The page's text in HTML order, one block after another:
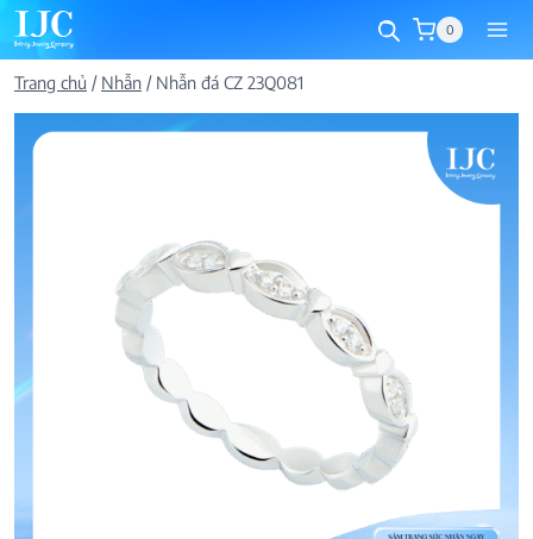
Skip
to
content
0
Trang chủ / Nhẫn / Nhẫn đá CZ 23Q081